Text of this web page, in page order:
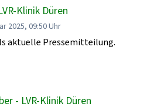
Klinik Düren
2025, 09:50 Uhr
aktuelle Pressemitteilung.
- LVR-Klinik Düren